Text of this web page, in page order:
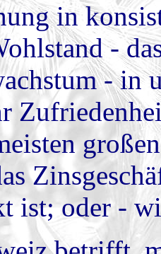
in
-
- in
ist; oder -